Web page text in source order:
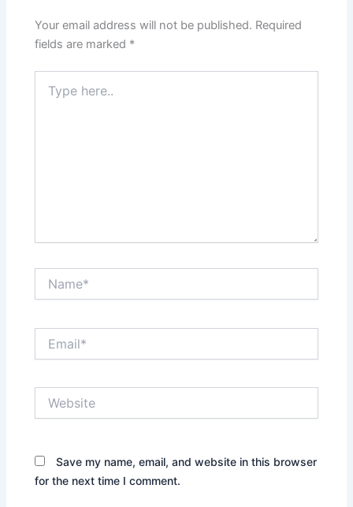
Your email address will not be published. Required
fields are marked *
here..
Save my name, email, and website in this browser
for the next time I comment.